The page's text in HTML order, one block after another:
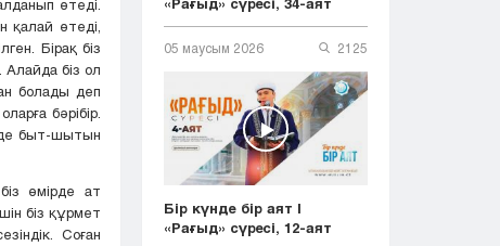
өтеді.
қалай өтеді,
Бірақ біз
біз ол
болады деп
бәрібір.
де быт-шытын
өмірде ат
біз құрмет
Соған
05 маусым 2026 2125
Бір күнде бір аят |
«Рағыд» сүресі, 12-аят